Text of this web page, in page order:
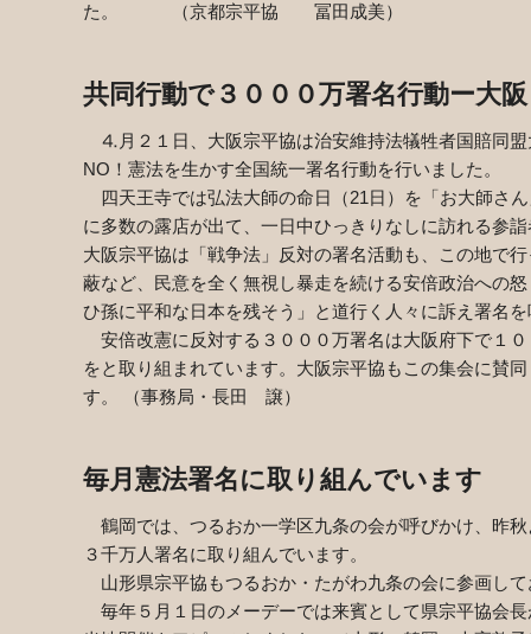
た。 （京都宗平協 冨田成美）
共同行動で３０００万署名行動ー大阪
⒋月２１日、大阪宗平協は治安維持法犠牲者国賠同
NO ！憲法を生かす全国統一署名行動を行いました。
四天王寺では弘法大師の命日（21日）を「お大師さ
に多数の露店が出て、一日中ひっきりなしに訪れる参
大阪宗平協は「戦争法」反対の署名活動も、この地で
蔽など、民意を全く無視し暴走を続ける安倍政治への
ひ孫に平和な日本を残そう」と道行く人々に訴え署名
安倍改憲に反対する３０００万署名は大阪府下で１
をと取り組まれています。大阪宗平協もこの集会に賛
す。 （事務局・長田 譲）
毎月憲法署名に取り組んでいます
鶴岡では、つるおか一学区九条の会が呼びかけ、昨
３千万人署名に取り組んでいます。
山形県宗平協もつるおか・たがわ九条の会に参画し
毎年５月１日のメーデーでは来賓として県宗平協会